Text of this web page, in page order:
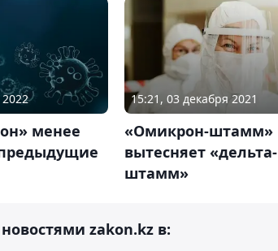
менее
15:21, 03 декабря 2021
«Омикрон-штамм»
вытесняет «дельта-
штамм»
zakon.kz в: